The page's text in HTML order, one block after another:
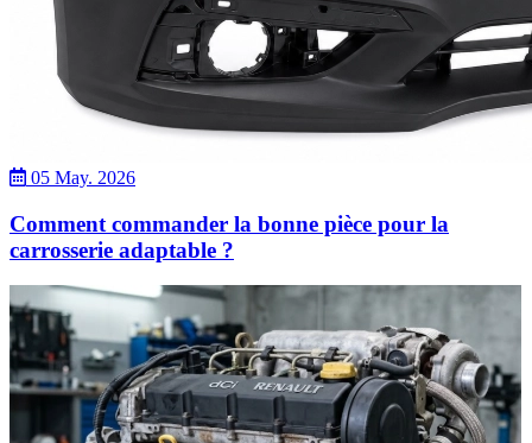
05 May. 2026
Comment commander la bonne pièce pour la
carrosserie adaptable ?